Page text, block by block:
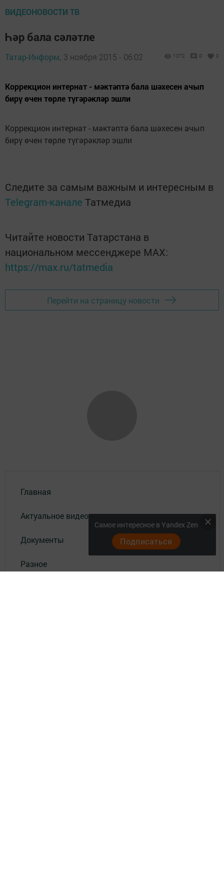
ВИДЕОНОВОСТИ ТВ
Һәр бала сәләтле
Татар-Информ, 3 ноября 2015 - 06:02 1072 0 0
Коррекцион интернат - мәктәптә бала шәхесен ачып
бирү өчен төрле түгәрәкләр эшли
Коррекцион интернат - мәктәптә бала шәхесен ачып
бирү өчен төрле түгәрәкләр эшли
Следите за самым важным и интересным в
Telegram-канале Татмедиа
Читайте новости Татарстана в
национальном мессенджере MАХ:
https://max.ru/tatmedia
Перейти на страницу новости
Главная
Актуальное видео
Документы
Разное
Самое интересное в Yandex Zen
Подписаться